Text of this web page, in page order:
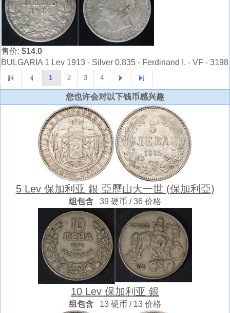
售价: $14.0
BULGARIA 1 Lev 1913 - Silver 0.835 - Ferdinand I. - VF - 3198
1 2 3 4
您也许会对以下钱币感兴趣
5 Lev 保加利亚 銀 亞歷山大一世 (保加利亞)
组包含 39 硬币 / 36 价格
10 Lev 保加利亚 銀
组包含 13 硬币 / 13 价格